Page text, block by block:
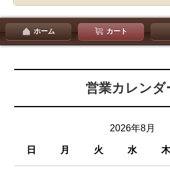
ホーム カート
営業カレンダ
2026年8月
日 月 火 水 木